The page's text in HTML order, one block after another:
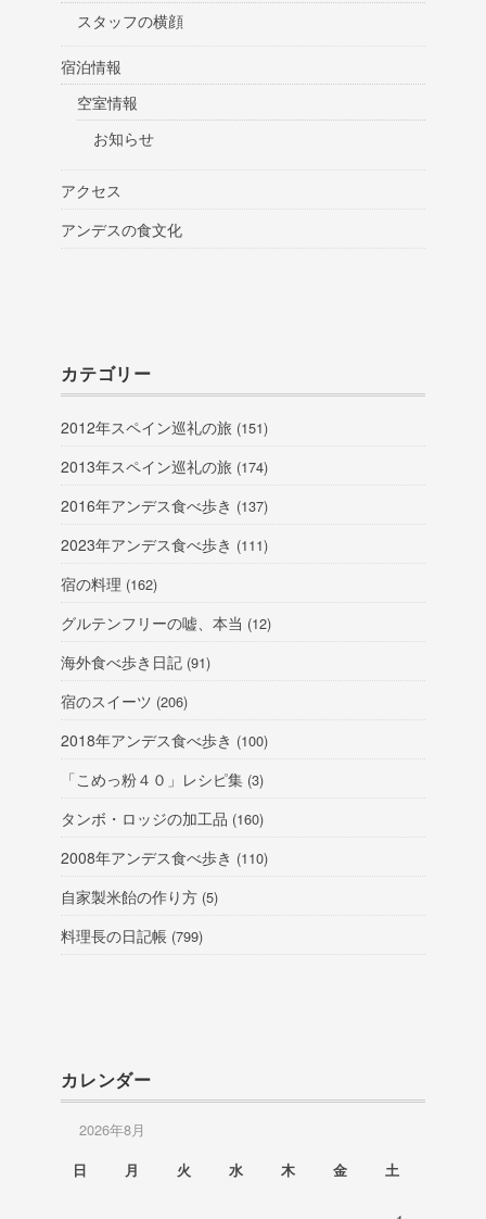
スタッフの横顔
宿泊情報
空室情報
お知らせ
アクセス
アンデスの食文化
カテゴリー
2012年スペイン巡礼の旅 (151)
2013年スペイン巡礼の旅 (174)
2016年アンデス食べ歩き (137)
2023年アンデス食べ歩き (111)
宿の料理 (162)
グルテンフリーの嘘、本当 (12)
海外食べ歩き日記 (91)
宿のスイーツ (206)
2018年アンデス食べ歩き (100)
「こめっ粉４０」レシピ集 (3)
タンボ・ロッジの加工品 (160)
2008年アンデス食べ歩き (110)
自家製米飴の作り方 (5)
料理長の日記帳 (799)
カレンダー
2026年8月
日 月 火 水 木 金 土